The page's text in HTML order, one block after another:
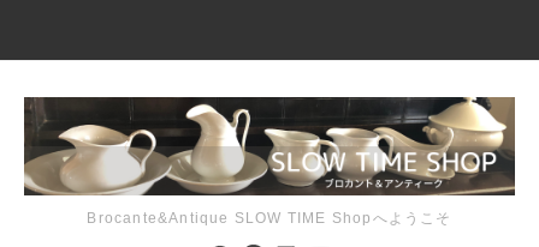
Brocante&Antique SLOW TIME Shopへようこそ